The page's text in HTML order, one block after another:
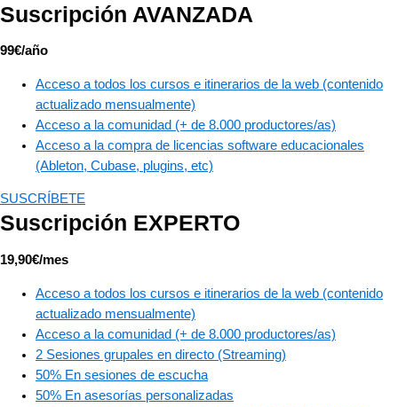
Suscripción AVANZADA
99€/año
Acceso a todos los cursos e itinerarios de la web (contenido
actualizado mensualmente)
Acceso a la comunidad (+ de 8.000 productores/as)
Acceso a la compra de licencias software educacionales
(Ableton, Cubase, plugins, etc)​
SUSCRÍBETE
Suscripción EXPERTO
19,90€/mes
Acceso a todos los cursos e itinerarios de la web (contenido
actualizado mensualmente)
Acceso a la comunidad (+ de 8.000 productores/as)
2 Sesiones grupales en directo (Streaming)​
50% En sesiones de escucha
50% En asesorías personalizadas